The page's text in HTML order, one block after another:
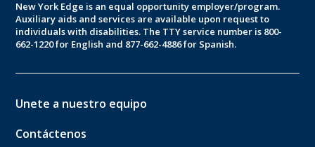
New York Edge is an equal opportunity employer/program.
Auxiliary aids and services are available upon request to
individuals with disabilities. The TTY service number is 800-
662-1220 for English and 877-662-4886 for Spanish.
Unete a nuestro equipo
Contáctenos